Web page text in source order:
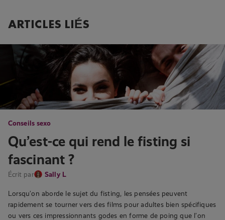
ARTICLES LIÉS
Conseils sexo
Qu’est-ce qui rend le fisting si
fascinant ?
Écrit par Sally L
Lorsqu’on aborde le sujet du fisting, les pensées peuvent
rapidement se tourner vers des films pour adultes bien spécifiques
ou vers ces impressionnants godes en forme de poing que l’on